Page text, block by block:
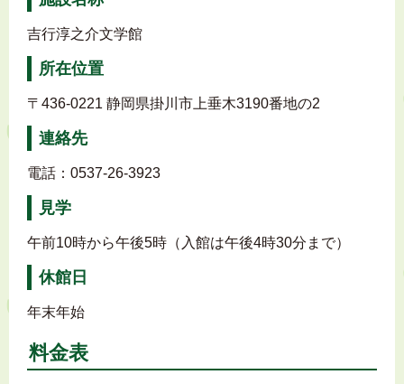
吉行淳之介文学館
所在位置
〒436-0221 静岡県掛川市上垂木3190番地の2
連絡先
電話：0537-26-3923
見学
午前10時から午後5時（入館は午後4時30分まで）
休館日
年末年始
料金表